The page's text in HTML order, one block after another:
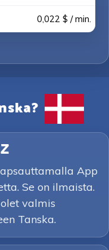
0,022 $ / min.
App
Se on ilmaista.
valmis
Tanska.